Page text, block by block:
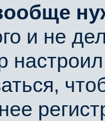
и не